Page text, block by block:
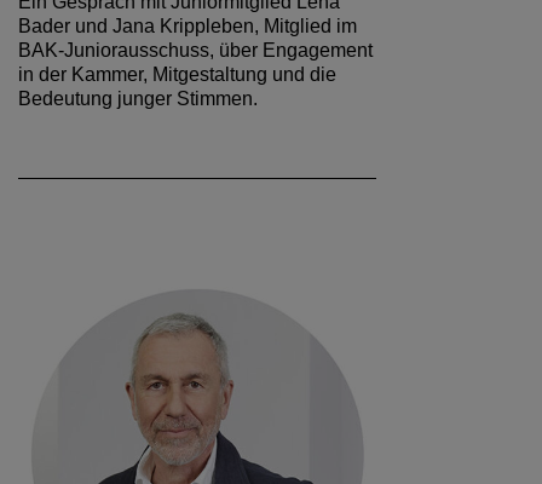
Bader und Jana Krippleben, Mitglied im
BAK-Juniorausschuss, über Engagement
in der Kammer, Mitgestaltung und die
Bedeutung junger Stimmen.